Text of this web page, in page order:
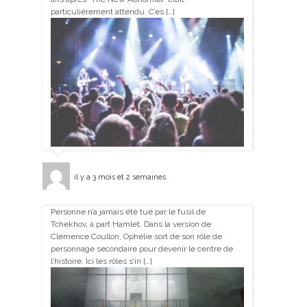
particulièrement attendu. C’es […]
il y a 3 mois et 2 semaines
Personne n’a jamais été tué par le fusil de
Tchekhov, à part Hamlet. Dans la version de
Clémence Coullon, Ophélie sort de son rôle de
personnage secondaire pour devenir le centre de
l’histoire. Ici les rôles s’in […]